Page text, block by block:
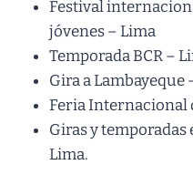
Festival
jóvenes – Lima
Temporada BCR –
Gira a Lambayeque
Feria Internacional
Giras y
Lima.